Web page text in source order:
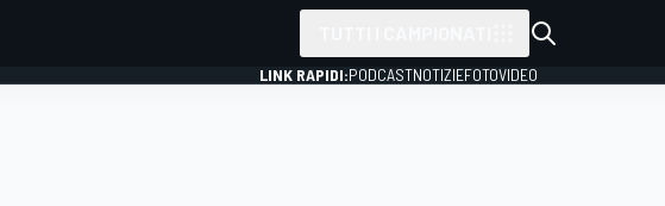
LINK RAPIDI:PODCASTNOTIZIEFOTOVIDEO